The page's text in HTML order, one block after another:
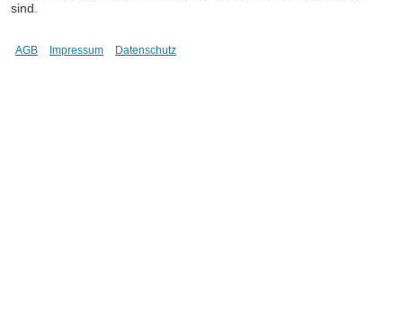
sind.
AGB Impressum Datenschutz